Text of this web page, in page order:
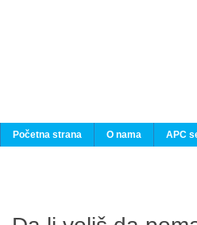
Početna strana O nama APC